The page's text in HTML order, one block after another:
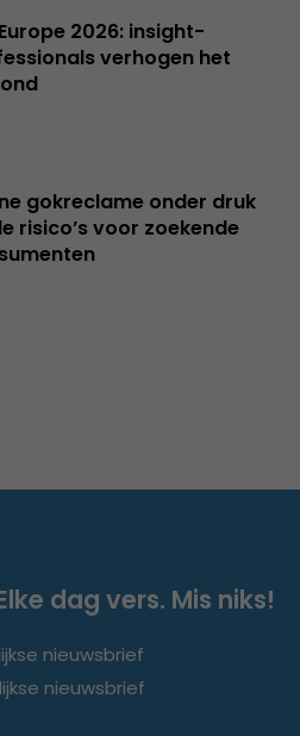
Europe 2026: insight-
verhogen het
gokreclame onder druk
risico’s voor zoekende
dag vers. Mis niks!
nieuwsbrief
nieuwsbrief